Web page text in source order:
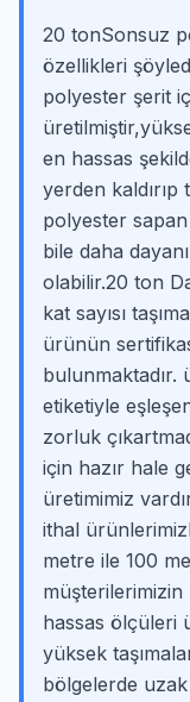
20 tonSonsuz
özellikleri
polyester şerit
en hassas
yerden kaldırıp
polyester sapan
bile daha
olabilir.20 ton
kat sayısı
ürünün
bulunmaktadır.
etiketiyle
zorluk
için hazır hale
üretimimiz
ithal
metre ile 100
müşterilerimizin
hassas ölçüleri
yüksek
bölgelerde